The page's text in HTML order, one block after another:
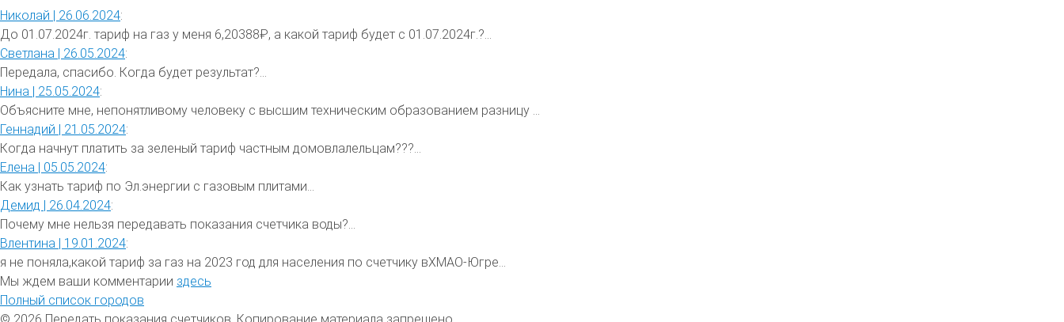
Николай | 26.06.2024:
До 01.07.2024г. тариф на газ у меня 6,20388₽, а какой тариф будет с 01.07.2024г.?...
Светлана | 26.05.2024:
Передала, спасибо. Когда будет результат?...
Нина | 25.05.2024:
Объясните мне, непонятливому человеку с высшим техническим образованием разницу ...
Геннадий | 21.05.2024:
Когда начнут платить за зеленый тариф частным домовлалельцам???...
Елена | 05.05.2024:
Как узнать тариф по Эл.энергии с газовым плитами...
Демид | 26.04.2024:
Почему мне нельзя передавать показания счетчика воды?...
Влентина | 19.01.2024:
я не поняла,какой тариф за газ на 2023 год для населения по счетчику вХМАО-Югре...
Мы ждем ваши комментарии здесь
Полный список городов